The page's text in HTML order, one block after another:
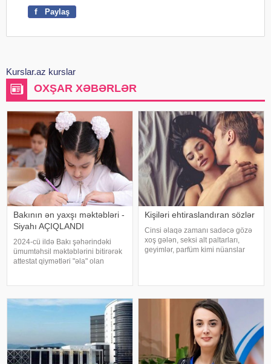
f Paylaş
Kurslar.az kurslar
OXŞAR XƏBƏRLƏR
Bakının ən yaxşı məktəbləri -
Siyahı AÇIQLANDI
2024-cü ildə Bakı şəhərindəki
ümumtəhsil məktəblərini bitirərək
attestat qiymətləri "əla" olan
İmtahan Mərkəzində
Kişiləri ehtiraslandıran sözlər
Cinsi əlaqə zamanı sadəcə gözə
xoş gələn, seksi alt paltarları,
geyimlər, parfüm kimi nüanslar
qulağa xoş gələn, onları dəli edən
sözləri